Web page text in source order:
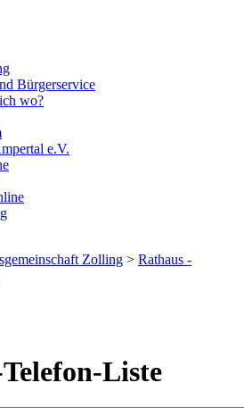
Bürgerservice
wo?
e.V.
Zolling > Rathaus -
Liste